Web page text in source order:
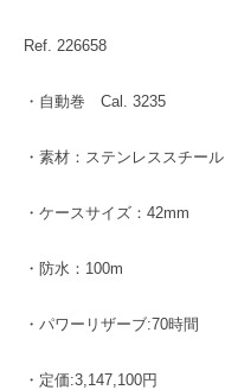
Ref. 226658
・自動巻 Cal. 3235
・素材：ステンレススチール
・ケースサイズ：42mm
・防水：100m
・パワーリザーブ:70時間
・定価:3,147,100円